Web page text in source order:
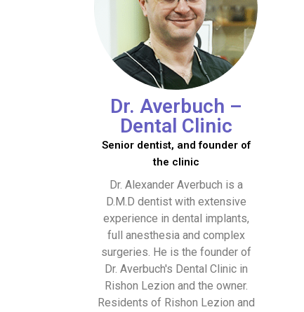
Dr. Averbuch –
Dental Clinic
Senior dentist, and founder of
the clinic
Dr. Alexander Averbuch is a
D.M.D dentist with extensive
experience in dental implants,
full anesthesia and complex
surgeries. He is the founder of
Dr. Averbuch's Dental Clinic in
Rishon Lezion and the owner.
Residents of Rishon Lezion and